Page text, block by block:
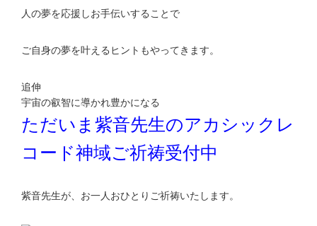
人の夢を応援しお手伝いすることで
ご自身の夢を叶えるヒントもやってきます。
追伸
宇宙の叡智に導かれ豊かになる
ただいま紫音先生のアカシックレ
コード神域ご祈祷受付中
紫音先生が、お一人おひとりご祈祷いたします。